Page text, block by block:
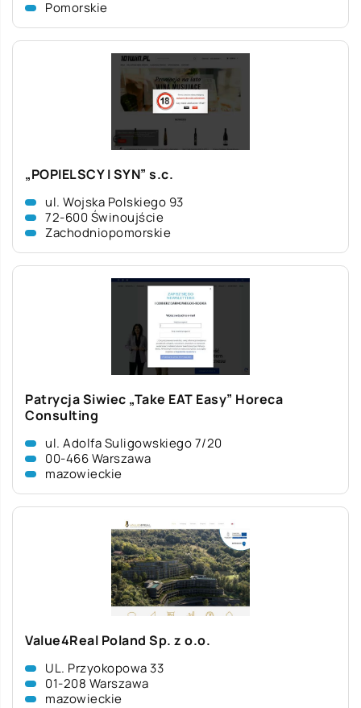
Pomorskie
„POPIELSCY I SYN” s.c.
ul. Wojska Polskiego 93
72-600 Świnoujście
Zachodniopomorskie
Patrycja Siwiec „Take EAT Easy” Horeca
Consulting
ul. Adolfa Suligowskiego 7/20
00-466 Warszawa
mazowieckie
Value4Real Poland Sp. z o.o.
UL. Przyokopowa 33
01-208 Warszawa
mazowieckie